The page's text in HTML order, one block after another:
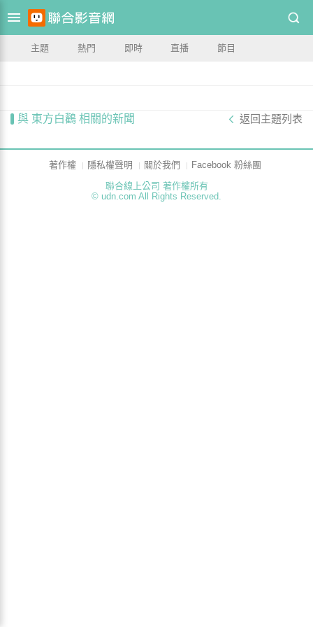
主題 熱門 即時 直播 節目
與 東方白鸛 相關的新聞 返回主題列表
著作權 隱私權聲明 關於我們
Facebook 粉絲團
聯合線上公司 著作權所有
© udn.com All Rights Reserved.